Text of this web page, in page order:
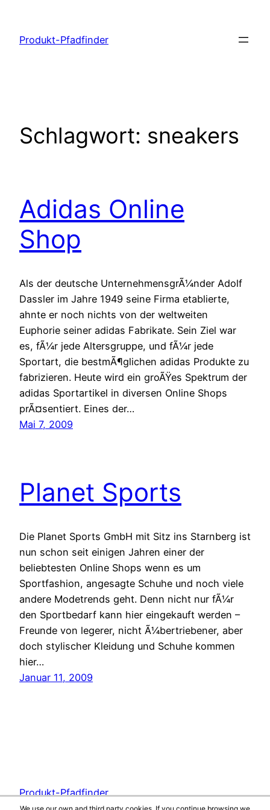
springen
Produkt-Pfadfinder
Schlagwort: sneakers
Adidas Online
Shop
Als der deutsche UnternehmensgrÃ¼nder Adolf
Dassler im Jahre 1949 seine Firma etablierte,
ahnte er noch nichts von der weltweiten
Euphorie seiner adidas Fabrikate. Sein Ziel war
es, fÃ¼r jede Altersgruppe, und fÃ¼r jede
Sportart, die bestmÃ¶glichen adidas Produkte zu
fabrizieren. Heute wird ein groÃŸes Spektrum der
adidas Sportartikel in diversen Online Shops
prÃ¤sentiert. Eines der…
Mai 7, 2009
Planet Sports
Die Planet Sports GmbH mit Sitz ins Starnberg ist
nun schon seit einigen Jahren einer der
beliebtesten Online Shops wenn es um
Sportfashion, angesagte Schuhe und noch viele
andere Modetrends geht. Denn nicht nur fÃ¼r
den Sportbedarf kann hier eingekauft werden –
Freunde von legerer, nicht Ã¼bertriebener, aber
doch stylischer Kleidung und Schuhe kommen
hier…
Januar 11, 2009
Produkt-Pfadfinder